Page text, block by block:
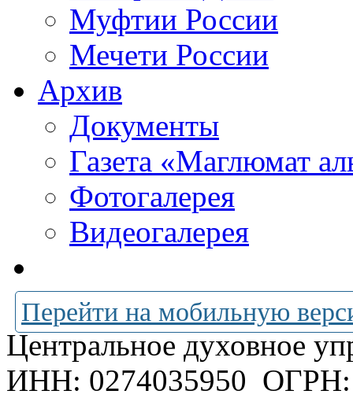
Муфтии России
Мечети России
Архив
Документы
Газета «Маглюмат
Фотогалерея
Видеогалерея
Перейти на мобильную
Центральное духовное
ИНН: 0274035950 ОГРН: